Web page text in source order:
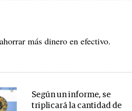
más dinero en efectivo.
Según un informe, se
triplicará la cantidad de